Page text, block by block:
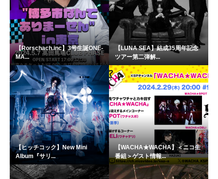
【Rorschach.inc】3号生誕ONE-
MA...
【LUNA SEA】結成35周年記念
ツアー第二弾解...
【ヒッチコック】New Mini
Album『サリ...
【WACHA★WACHA】＜ニコ生
番組＞ゲスト情報...